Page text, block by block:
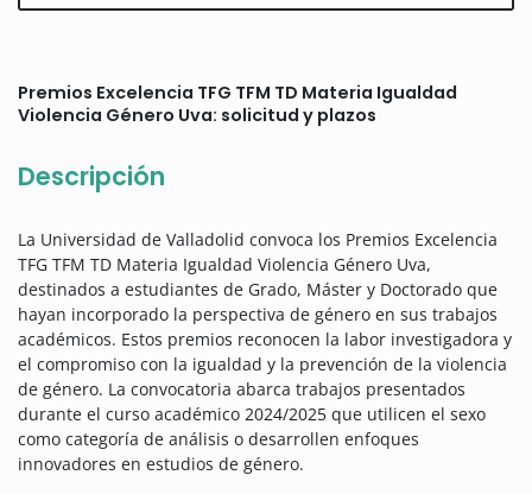
Premios Excelencia TFG TFM TD Materia Igualdad
Violencia Género Uva: solicitud y plazos
Descripción
La Universidad de Valladolid convoca los Premios Excelencia
TFG TFM TD Materia Igualdad Violencia Género Uva,
destinados a estudiantes de Grado, Máster y Doctorado que
hayan incorporado la perspectiva de género en sus trabajos
académicos. Estos premios reconocen la labor investigadora y
el compromiso con la igualdad y la prevención de la violencia
de género. La convocatoria abarca trabajos presentados
durante el curso académico 2024/2025 que utilicen el sexo
como categoría de análisis o desarrollen enfoques
innovadores en estudios de género.